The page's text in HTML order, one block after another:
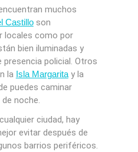
muchos
Castilloson
locales como por
bien iluminadas y
policial. Otros
la Isla Margaritay la
puedes caminar
noche.
ciudad, hay
evitar después de
barrios periféricos.